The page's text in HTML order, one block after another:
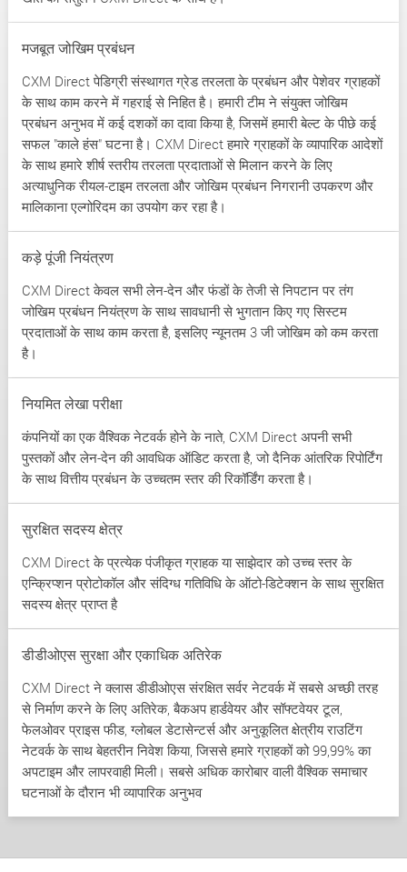
मजबूत जोखिम प्रबंधन
CXM Direct पेडिग्री संस्थागत ग्रेड तरलता के प्रबंधन और पेशेवर ग्राहकों
के साथ काम करने में गहराई से निहित है। हमारी टीम ने संयुक्त जोखिम
प्रबंधन अनुभव में कई दशकों का दावा किया है, जिसमें हमारी बेल्ट के पीछे कई
सफल "काले हंस" घटना है। CXM Direct हमारे ग्राहकों के व्यापारिक आदेशों
के साथ हमारे शीर्ष स्तरीय तरलता प्रदाताओं से मिलान करने के लिए
अत्याधुनिक रीयल-टाइम तरलता और जोखिम प्रबंधन निगरानी उपकरण और
मालिकाना एल्गोरिदम का उपयोग कर रहा है।
कड़े पूंजी नियंत्रण
CXM Direct केवल सभी लेन-देन और फंडों के तेजी से निपटान पर तंग
जोखिम प्रबंधन नियंत्रण के साथ सावधानी से भुगतान किए गए सिस्टम
प्रदाताओं के साथ काम करता है, इसलिए न्यूनतम 3 जी जोखिम को कम करता
है।
नियमित लेखा परीक्षा
कंपनियों का एक वैश्विक नेटवर्क होने के नाते, CXM Direct अपनी सभी
पुस्तकों और लेन-देन की आवधिक ऑडिट करता है, जो दैनिक आंतरिक रिपोर्टिंग
के साथ वित्तीय प्रबंधन के उच्चतम स्तर की रिकॉर्डिंग करता है।
सुरक्षित सदस्य क्षेत्र
CXM Direct के प्रत्येक पंजीकृत ग्राहक या साझेदार को उच्च स्तर के
एन्क्रिप्शन प्रोटोकॉल और संदिग्ध गतिविधि के ऑटो-डिटेक्शन के साथ सुरक्षित
सदस्य क्षेत्र प्राप्त है
डीडीओएस सुरक्षा और एकाधिक अतिरेक
CXM Direct ने क्लास डीडीओएस संरक्षित सर्वर नेटवर्क में सबसे अच्छी तरह
से निर्माण करने के लिए अतिरेक, बैकअप हार्डवेयर और सॉफ्टवेयर टूल,
फेलओवर प्राइस फीड, ग्लोबल डेटासेन्टर्स और अनुकूलित क्षेत्रीय राउटिंग
नेटवर्क के साथ बेहतरीन निवेश किया, जिससे हमारे ग्राहकों को 99,99% का
अपटाइम और लापरवाही मिली। सबसे अधिक कारोबार वाली वैश्विक समाचार
घटनाओं के दौरान भी व्यापारिक अनुभव